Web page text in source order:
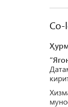
Co-